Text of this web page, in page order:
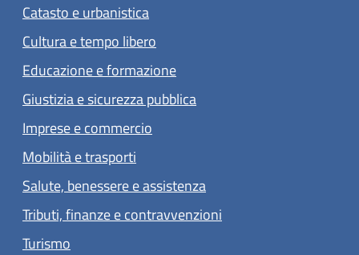
Catasto e urbanistica
Cultura e tempo libero
Educazione e formazione
Giustizia e sicurezza pubblica
Imprese e commercio
Mobilità e trasporti
Salute, benessere e assistenza
Tributi, finanze e contravvenzioni
Turismo